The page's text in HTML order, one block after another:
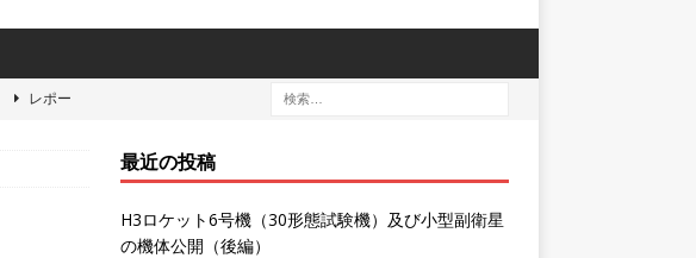
レポー
最近の投稿
H3ロケット6号機（30形態試験機）及び小型副衛星
の機体公開（後編）